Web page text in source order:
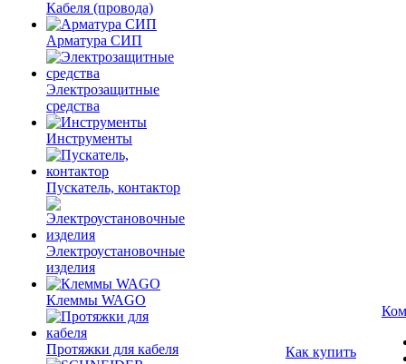
Кабеля (провода)
Арматура СИП
Электрозащитные
средства
Инструменты
Пускатель, контактор
Электроустановочные
изделия
Клеммы WAGO
Протяжки для кабеля
Как купить